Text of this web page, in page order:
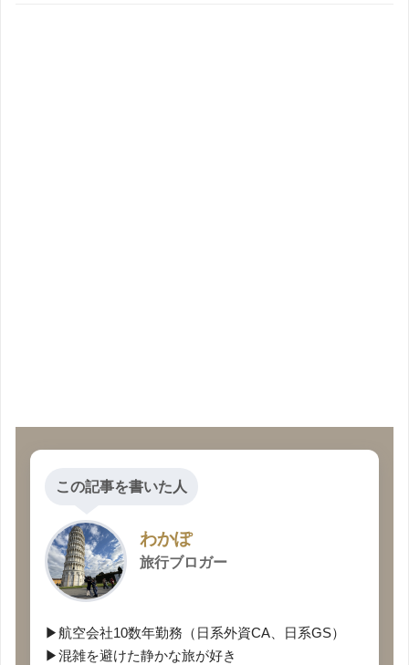
この記事を書いた人
わかぽ
旅行ブロガー
▶航空会社10数年勤務（日系外資CA、日系GS）
▶混雑を避けた静かな旅が好き